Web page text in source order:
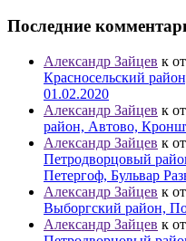
Последние
Александр Зайцев к
Красносельский
01.02.2020
Александр Зайцев к
район, Автово,
Александр Зайцев к
Петродворцовый
Петергоф, Бульвар
Александр Зайцев к
Выборгский район,
Александр Зайцев к